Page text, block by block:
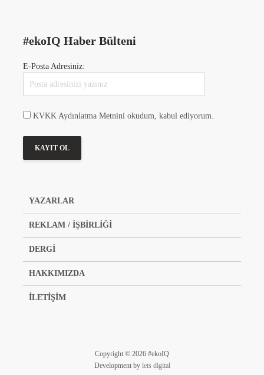
#ekoIQ Haber Bülteni
E-Posta Adresiniz:
KVKK Aydınlatma Metnini okudum, kabul ediyorum.
YAZARLAR
REKLAM / İŞBİRLİĞİ
DERGİ
HAKKIMIZDA
İLETİŞİM
Copyright © 2026 #ekoIQ
Development by lets digital